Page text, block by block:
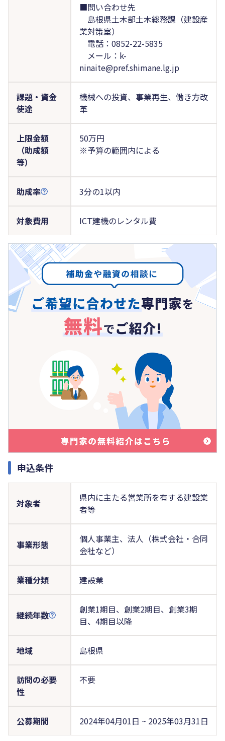
■問い合わせ先
島根県土木部土木総務課（建設産
業対策室）
電話：0852-22-5835
メール：k-
ninaite@pref.shimane.lg.jp
課題・資金
使途
機械への投資、事業再生、働き方改
革
上限金額
（助成額
等）
50万円
※予算の範囲内による
助成率 3分の1以内
対象費用 ICT建機のレンタル費
申込条件
対象者
県内に主たる営業所を有する建設業
者等
事業形態
個人事業主、法人（株式会社・合同
会社など）
業種分類 建設業
継続年数
創業1期目、創業2期目、創業3期
目、4期目以降
地域 島根県
訪問の必要
性
不要
公募期間 2024年04月01日 ~ 2025年03月31日